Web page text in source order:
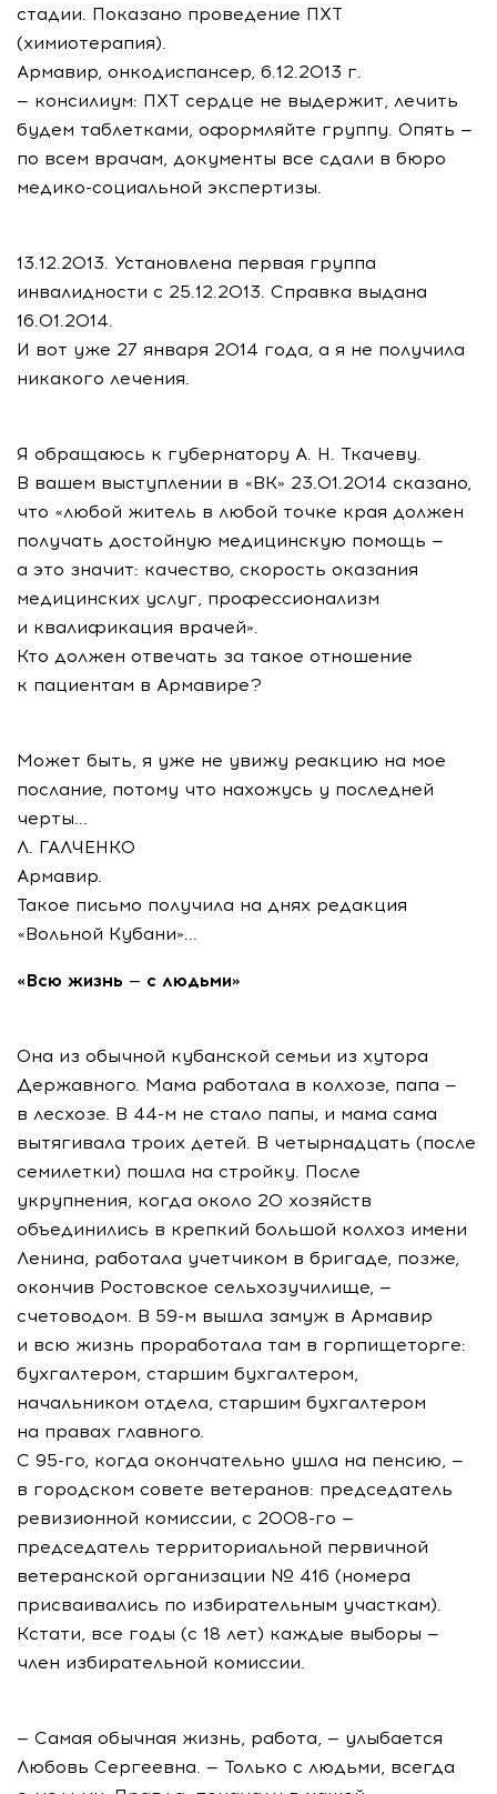
стадии. Показано проведение ПХТ
(химиотерапия).
Армавир, онкодиспансер, 6.12.2013 г.
— консилиум: ПХТ сердце не выдержит, лечить
будем таблетками, оформляйте группу. Опять —
по всем врачам, документы все сдали в бюро
медико-социальной экспертизы.
13.12.2013. Установлена первая группа
инвалидности с 25.12.2013. Справка выдана
16.01.2014.
И вот уже 27 января 2014 года, а я не получила
никакого лечения.
Я обращаюсь к губернатору А. Н. Ткачеву.
В вашем выступлении в «ВК» 23.01.2014 сказано,
что «любой житель в любой точке края должен
получать достойную медицинскую помощь —
а это значит: качество, скорость оказания
медицинских услуг, профессионализм
и квалификация врачей».
Кто должен отвечать за такое отношение
к пациентам в Армавире?
Может быть, я уже не увижу реакцию на мое
послание, потому что нахожусь у последней
черты...
Л. ГАЛЧЕНКО
Армавир.
Такое письмо получила на днях редакция
«Вольной Кубани»...
«Всю жизнь — с людьми»
Она из обычной кубанской семьи из хутора
Державного. Мама работала в колхозе, папа —
в лесхозе. В 44-м не стало папы, и мама сама
вытягивала троих детей. В четырнадцать (после
семилетки) пошла на стройку. После
укрупнения, когда около 20 хозяйств
объединились в крепкий большой колхоз имени
Ленина, работала учетчиком в бригаде, позже,
окончив Ростовское сельхозучилище, —
счетоводом. В 59-м вышла замуж в Армавир
и всю жизнь проработала там в горпищеторге:
бухгалтером, старшим бухгалтером,
начальником отдела, старшим бухгалтером
на правах главного.
С 95-го, когда окончательно ушла на пенсию, —
в городском совете ветеранов: председатель
ревизионной комиссии, с 2008-го —
председатель территориальной первичной
ветеранской организации № 416 (номера
присваивались по избирательным участкам).
Кстати, все годы (с 18 лет) каждые выборы —
член избирательной комиссии.
— Самая обычная жизнь, работа, — улыбается
Любовь Сергеевна. — Только с людьми, всегда